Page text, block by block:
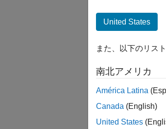
United States
また、以下のリス
南北アメリカ
América Latina
Canada (English)
United States